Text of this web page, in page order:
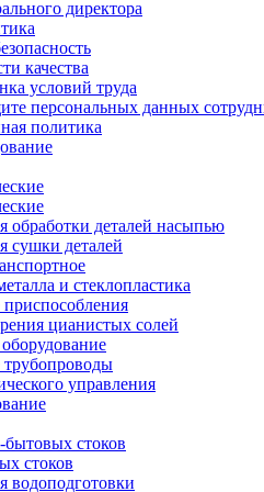
директора
качества
условий труда
персональных данных
политика
обработки деталей насыпью
сушки деталей
и стеклопластика
цианистых солей
трубопроводы
управления
стоков
стоков
водоподготовки